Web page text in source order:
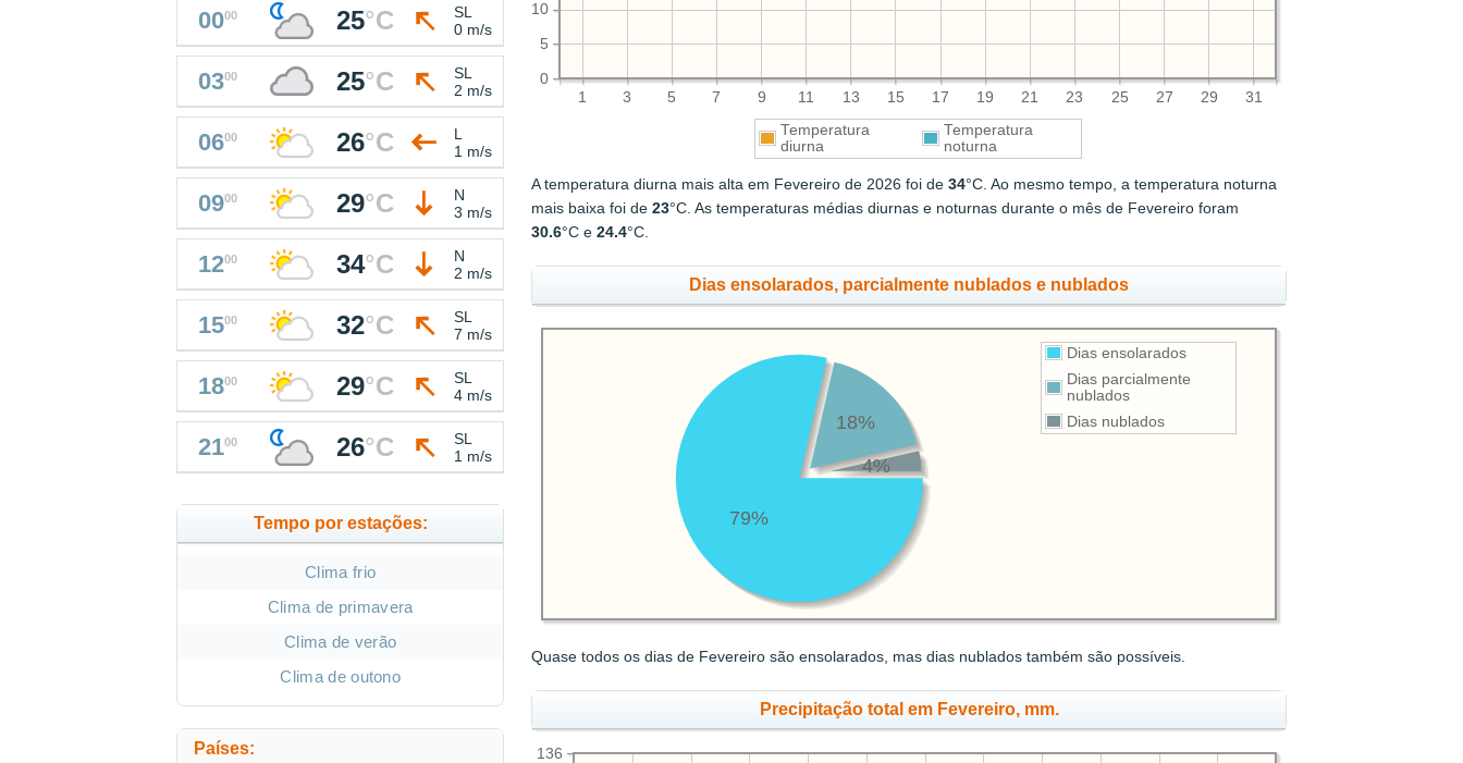
1 3 5 7 9 11 13 15 17 19 21 23 25 27 29 31
0
5
10
Temperatura
diurna
Temperatura
noturna
A temperatura diurna mais alta em Fevereiro de 2026 foi de34°C. Ao mesmo tempo, a temperatura noturna
mais baixa foi de23°C. As temperaturas médias diurnas e noturnas durante o mês de Fevereiro foram
30.6°C e24.4°C.
Dias ensolarados, parcialmente nublados e nublados
Dias ensolarados
Dias parcialmente
nublados
Dias nublados
79%
18%
4%
Quase todos os dias de Fevereiro são ensolarados, mas dias nublados também são possíveis.
Precipitação total em Fevereiro, mm.
136
0000 25°C
SL
0 m/s
0300 25°C
SL
2 m/s
0600 26°C
L
1 m/s
0900 29°C
N
3 m/s
1200 34°C
N
2 m/s
1500 32°C
SL
7 m/s
1800 29°C
SL
4 m/s
2100 26°C
SL
1 m/s
Tempo por estações:
Clima frio
Clima de primavera
Clima de verão
Clima de outono
Países: